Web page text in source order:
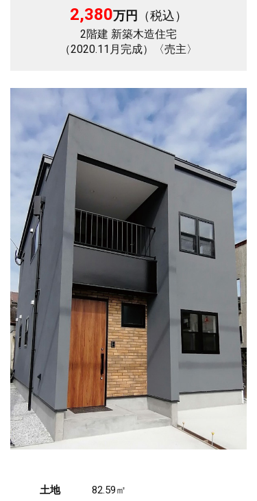
2,380万円 （税込）
​2階建 新築木造住宅
（2020.11月完成）〈売主〉
土地 82.59㎡